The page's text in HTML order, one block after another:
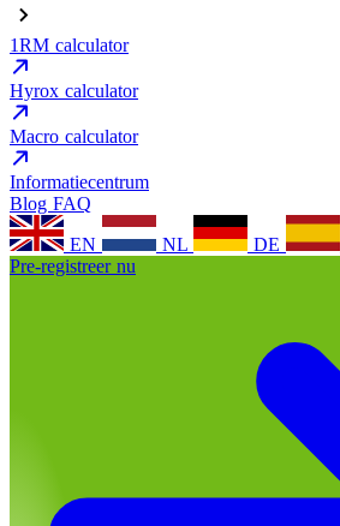
1RM calculator
Hyrox calculator
Macro calculator
Informatiecentrum
Blog FAQ
EN
NL DE
Pre-registreer nu